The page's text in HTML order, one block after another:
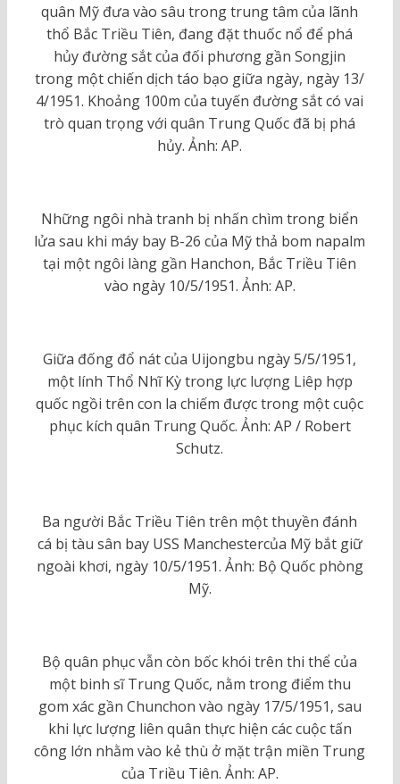
quân Mỹ đưa vào sâu trong trung tâm của lãnh
thổ Bắc Triều Tiên, đang đặt thuốc nổ để phá
hủy đường sắt của đối phương gần Songjin
trong một chiến dịch táo bạo giữa ngày, ngày 13/
4/1951. Khoảng 100m của tuyến đường sắt có vai
trò quan trọng với quân Trung Quốc đã bị phá
hủy. Ảnh: AP.
Những ngôi nhà tranh bị nhấn chìm trong biển
lửa sau khi máy bay B-26 của Mỹ thả bom napalm
tại một ngôi làng gần Hanchon, Bắc Triều Tiên
vào ngày 10/5/1951. Ảnh: AP.
Giữa đống đổ nát của Uijongbu ngày 5/5/1951,
một lính Thổ Nhĩ Kỳ trong lực lượng Liêp hợp
quốc ngồi trên con la chiếm được trong một cuộc
phục kích quân Trung Quốc. Ảnh: AP / Robert
Schutz.
Ba người Bắc Triều Tiên trên một thuyền đánh
cá bị tàu sân bay USS Manchestercủa Mỹ bắt giữ
ngoài khơi, ngày 10/5/1951. Ảnh: Bộ Quốc phòng
Mỹ.
Bộ quân phục vẫn còn bốc khói trên thi thể của
một binh sĩ Trung Quốc, nằm trong điểm thu
gom xác gần Chunchon vào ngày 17/5/1951, sau
khi lực lượng liên quân thực hiện các cuộc tấn
công lớn nhằm vào kẻ thù ở mặt trận miền Trung
của Triều Tiên. Ảnh: AP.